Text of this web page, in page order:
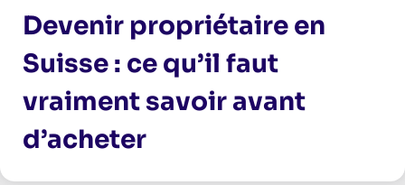
Devenir propriétaire en
Suisse : ce qu’il faut
vraiment savoir avant
d’acheter